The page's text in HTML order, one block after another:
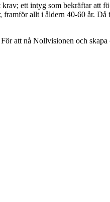
ett intyg som bekräftar att
allt i åldern 40-60 år.
att nå Nollvisionen och